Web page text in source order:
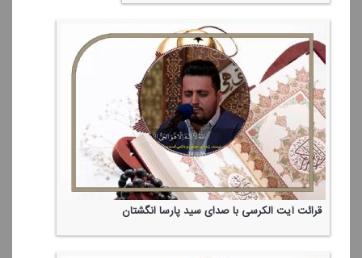
قرائت آیت الكرسی با صدای سید پارسا انگشتان